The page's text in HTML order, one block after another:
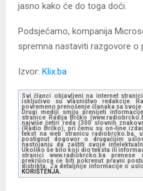
jasno kako će do toga doći.
Podsjećamo, kompanija
spremna nastaviti razgovore o
Izvor: Klix.ba
Svi članci objavljeni na internet
isključivo su vlasništvo redakcije.
povremeno prenošenje članaka sa
Drugi mediji smiju prenijeti
stranice Radija Brčko
najviše četiri reda (300 slovnih
(Radio Brčko), pri čemu su on-line
tekst na web stranicu radiobrcko.ba,
postignut dogovor o drugačijim
nastojanju da zaštiti svoje
Ukoliko se bilo koji dio teksta ili
stranici www.radiobrcko.ba
prekršioca će biti pokrenut pravni
distrikta. Za detaljnije informacije o
KORIŠTENJA.